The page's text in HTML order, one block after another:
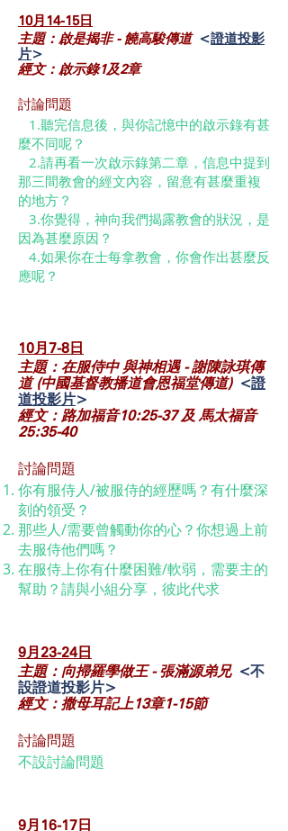
10月14-15日
主題：啟是揭非 - 饒高駿傳道
<證道投影
片>
經文：啟示錄1及2章
討論問題
1.聽完信息後，與你記憶中的啟示錄有甚
麼不同呢？
2.請再看一次啟示錄第二章，信息中提到
那三間教會的經文內容，留意有甚麼重複
的地方？
3.你覺得，神向我們揭露教會的狀況，是
因為甚麼原因？
4.如果你在士每拿教會，你會作出甚麼反
應呢？
10月7-8日
主題：在服侍中 與神相遇 - 謝陳詠琪傳
道 (中國基督教播道會恩福堂傳道) <證
道投影片>
經文：路加福音10:25-37 及 馬太福音
25:35-40
討論問題
你有服侍人/被服侍的經歷嗎？有什麼深
刻的領受？
那些人/需要曾觸動你的心？你想過上前
去服侍他們嗎？
在服侍上你有什麼困難/軟弱，需要主的
幫助？請與小組分享，彼此代求
9月23-24 日
主題：向掃羅學做王 - 張滿源弟兄 <不
設證道投影片>
經文：撒母耳記上13章1-15節
討論問題
不設討論問題
9月16-17 日